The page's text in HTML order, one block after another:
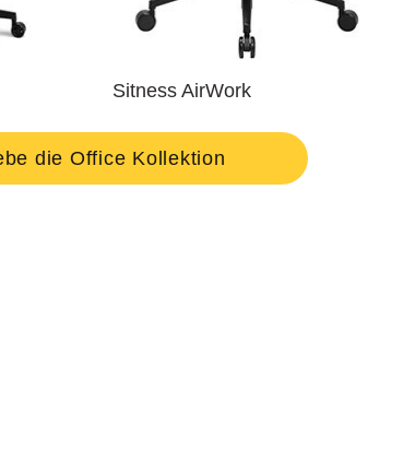
Sitness AirWork
die Office Kollektion